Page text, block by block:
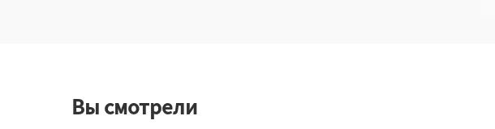
Вы смотрели